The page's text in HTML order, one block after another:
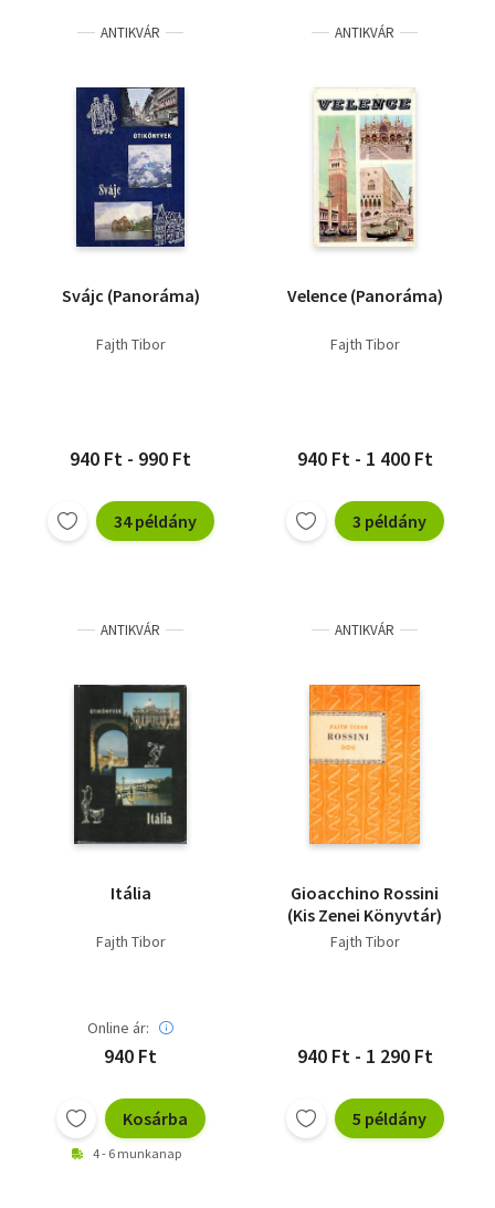
ANTIKVÁR
Svájc (Panoráma)
Fajth Tibor
940 Ft - 990 Ft
34 példány
ANTIKVÁR
Velence (Panoráma)
Fajth Tibor
940 Ft - 1 400 Ft
3 példány
ANTIKVÁR
Itália
Fajth Tibor
Online ár:
940 Ft
Kosárba
4 - 6 munkanap
ANTIKVÁR
Gioacchino Rossini
(Kis Zenei Könyvtár)
Fajth Tibor
940 Ft - 1 290 Ft
5 példány